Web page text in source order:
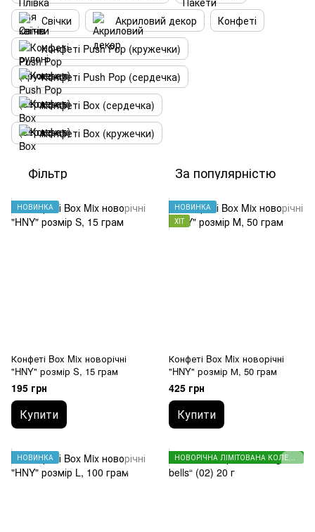
Свічки
Акриловий декор
Конфеті
Конфеті Push Pop (кружечки)
Конфеті Push Pop (сердечка)
Конфеті Box (сердечка)
Конфеті Box (кружечки)
Фільтр За популярністю
НОВИНКА
Конфеті Box Mix новорічні
"HNY" розмір S, 15 грам
195 грн
Купити
НОВИНКА
ХІТ
Конфеті Box Mix новорічні
"HNY" розмір М, 50 грам
425 грн
Купити
НОВИНКА НОВОРІЧНА ЛІМІТОВАНА КОЛЕКЦІЯ